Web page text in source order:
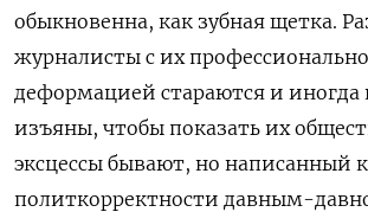
обыкновенна, как зубная щетка.
журналисты с их
деформацией стараются и иногда
изъяны, чтобы показать их
эксцессы бывают, но написанный
политкорректности давным-